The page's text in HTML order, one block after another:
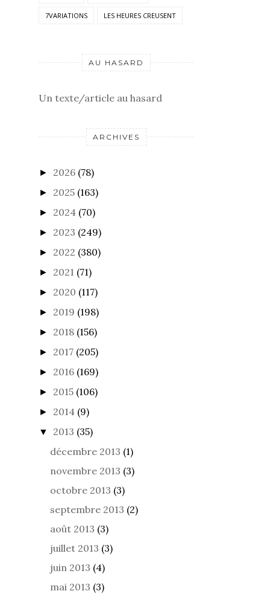
7VARIATIONS LES HEURES CREUSENT
AU HASARD
Un texte/article au hasard
ARCHIVES
► 2026 (78)
► 2025 (163)
► 2024 (70)
► 2023 (249)
► 2022 (380)
► 2021 (71)
► 2020 (117)
► 2019 (198)
► 2018 (156)
► 2017 (205)
► 2016 (169)
► 2015 (106)
► 2014 (9)
▼ 2013 (35)
décembre 2013 (1)
novembre 2013 (3)
octobre 2013 (3)
septembre 2013 (2)
août 2013 (3)
juillet 2013 (3)
juin 2013 (4)
mai 2013 (3)